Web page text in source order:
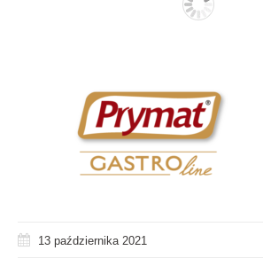
13 października 2021